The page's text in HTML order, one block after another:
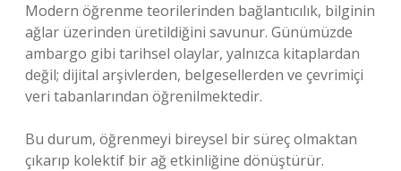
Modern öğrenme teorilerinden bağlantıcılık, bilginin
ağlar üzerinden üretildiğini savunur. Günümüzde
ambargo gibi tarihsel olaylar, yalnızca kitaplardan
değil; dijital arşivlerden, belgesellerden ve çevrimiçi
veri tabanlarından öğrenilmektedir.
Bu durum, öğrenmeyi bireysel bir süreç olmaktan
çıkarıp kolektif bir ağ etkinliğine dönüştürür.